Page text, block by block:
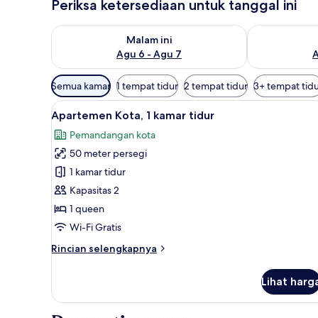
Periksa ketersediaan untuk tanggal ini
Malam ini
Agu 6 - Agu 7
Periksa ketersediaan untuk malam ini Agu 6 - Agu 7
Periksa
Filter
tersedia
untuk
kamar
Semua kamar 1 tempat tidur 2 tempat tidur 3+ tempat
Lihat
semua
foto
untuk
Apartemen
Kota,
1
kamar
Apartemen Kota, 1 kamar
50
Apartemen Kota, 1 kamar tidur
Pemandangan kota
50 meter persegi
1 kamar tidur
Kapasitas 2
1 queen
Wi-Fi Gratis
Rincian selengkapnya
Rincian
Apartemen
Lihat